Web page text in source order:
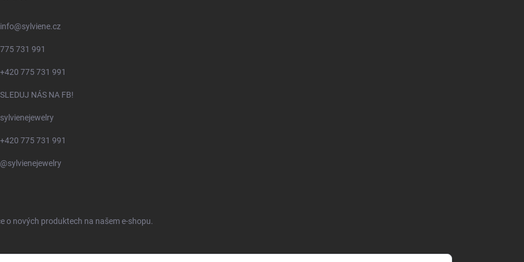
info@sylviene.cz
775 731 991
+420 775 731 991
SLEDUJ NÁS NA FB!
sylvienejewelry
+420 775 731 991
@sylvienejewelry
o nových produktech na našem e-shopu.